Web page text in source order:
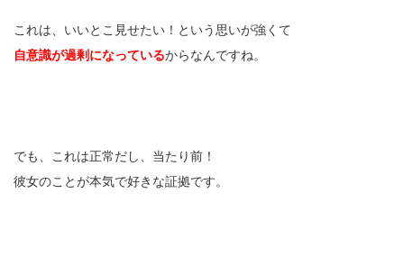
これは、いいとこ見せたい！という思いが強くて
自意識が過剰になっているからなんですね。
でも、これは正常だし、当たり前！
彼女のことが本気で好きな証拠です。